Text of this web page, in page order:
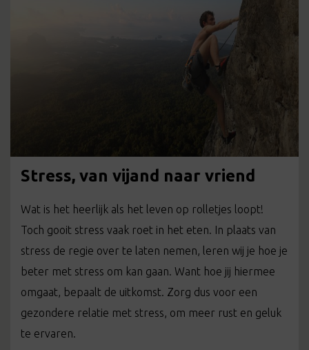
Stress, van vijand naar vriend
Wat is het heerlijk als het leven op rolletjes loopt!
Toch gooit stress vaak roet in het eten. In plaats van
stress de regie over te laten nemen, leren wij je hoe je
beter met stress om kan gaan. Want hoe jij hiermee
omgaat, bepaalt de uitkomst. Zorg dus voor een
gezondere relatie met stress, om meer rust en geluk
te ervaren.